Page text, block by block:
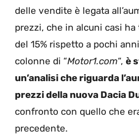
delle vendite è legata
prezzi, che in alcuni casi
del 15% rispetto a pochi
colonne di “Motor1.com“, è
un’analisi che riguarda
prezzi della nuova Dacia
confronto con quello che
precedente.